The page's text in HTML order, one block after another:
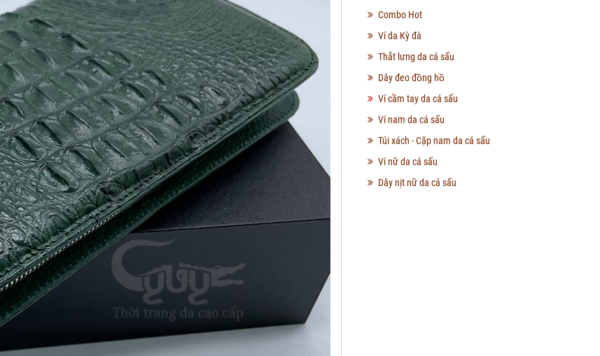
Combo Hot
Ví da Kỳ đà
Thắt lưng da cá sấu
Dây đeo đồng hồ
Ví cầm tay da cá sấu
Ví nam da cá sấu
Túi xách - Cặp nam da cá sấu
Ví nữ da cá sấu
Dây nịt nữ da cá sấu